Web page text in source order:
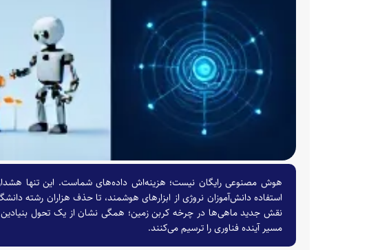
هوش مصنوعی رایگان نیست؛ هزینه‌اش داده‌های شماست. این تنها
استفاده دانش‌آموزان نروژی از ابزار‌های هوشمند، تا حذف هزاران رشته
مسیر آینده فناوری را ترسیم می‌کنند.